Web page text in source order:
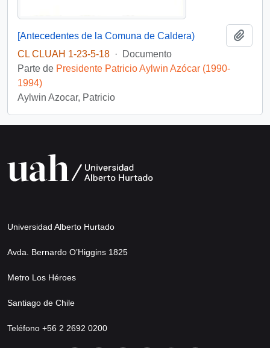
[Antecedentes de la Comuna de Caldera)
CL CLUAH 1-23-5-18 ·
Documento
Parte de Presidente Patricio Aylwin Azócar (1990-
1994)
Aylwin Azocar, Patricio
Universidad Alberto Hurtado
Avda. Bernardo O’Higgins 1825
Metro Los Héroes
Santiago de Chile
Teléfono +56 2 2692 0200